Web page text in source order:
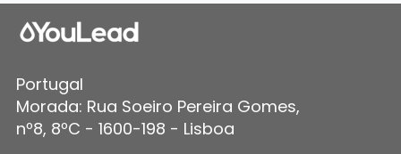
Portugal
Morada: Rua Soeiro Pereira Gomes,
nº8, 8ºC - 1600-198 - Lisboa